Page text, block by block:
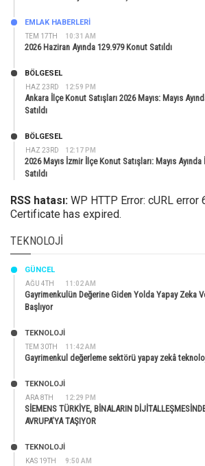
TEM 17TH 10:31 AM
EMLAK HABERLERI
2026 Haziran Ayında 129.979 Konut Satıldı
HAZ 23RD 12:59 PM
BÖLGESEL
Ankara İlçe Konut Satışları 2026 Mayıs: Mayıs
Satıldı
HAZ 23RD 12:17 PM
BÖLGESEL
2026 Mayıs İzmir İlçe Konut Satışları: Mayıs
Satıldı
RSS hatası: WP HTTP Error: cURL error
Certificate has expired.
TEKNOLOJI
AĞU 4TH 11:02 AM
GÜNCEL
Gayrimenkulün Değerine Giden Yolda Yapay Zeka
Başlıyor
TEM 30TH 11:42 AM
TEKNOLOJİ
Gayrimenkul değerleme sektörü yapay zekâ
ARA 8TH 12:29 PM
TEKNOLOJİ
SİEMENS TÜRKİYE, BİNALARIN
AVRUPA’YA TAŞIYOR
KAS 19TH 9:50 AM
TEKNOLOJİ